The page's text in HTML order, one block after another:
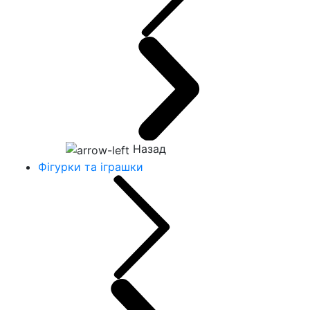
Назад
Фігурки та іграшки